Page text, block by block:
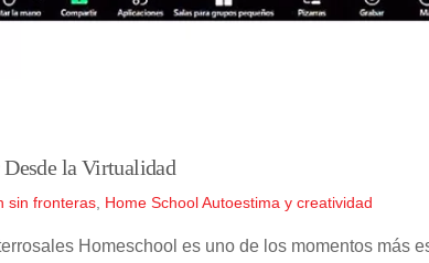
la Virtualidad
sin fronteras Home SchoolAutoestima y creatividad
Homeschool es uno de los momentos más